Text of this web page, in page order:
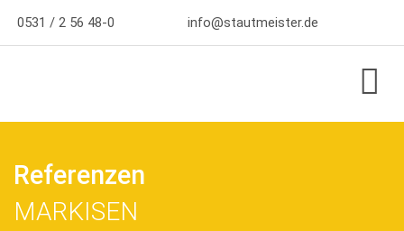
0531 / 2 56 48-0 info@stautmeister.de
Referenzen
MARKISEN